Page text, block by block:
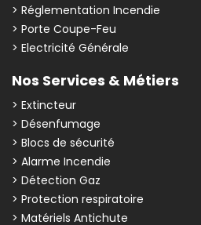
> Réglementation Incendie
> Porte Coupe-Feu
> Electricité Générale
Nos Services & Métiers
> Extincteur
> Désenfumage
> Blocs de sécurité
> Alarme Incendie
> Détection Gaz
> Protection respiratoire
> Matériels Antichute